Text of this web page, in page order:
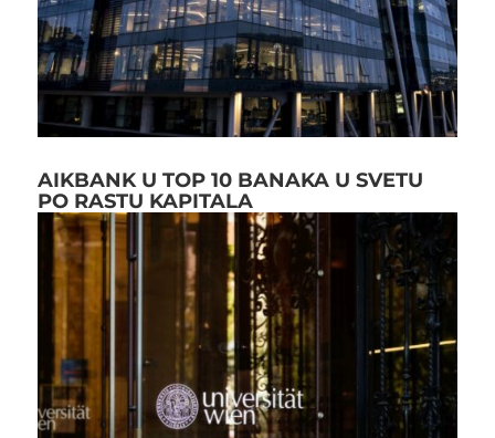
AIKBANK U TOP 10 BANAKA U SVETU
PO RASTU KAPITALA